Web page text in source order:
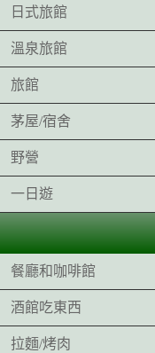
日式旅館
溫泉旅館
旅館
茅屋/宿舍
野營
一日遊
餐廳和咖啡館
酒館吃東西
拉麵/烤肉